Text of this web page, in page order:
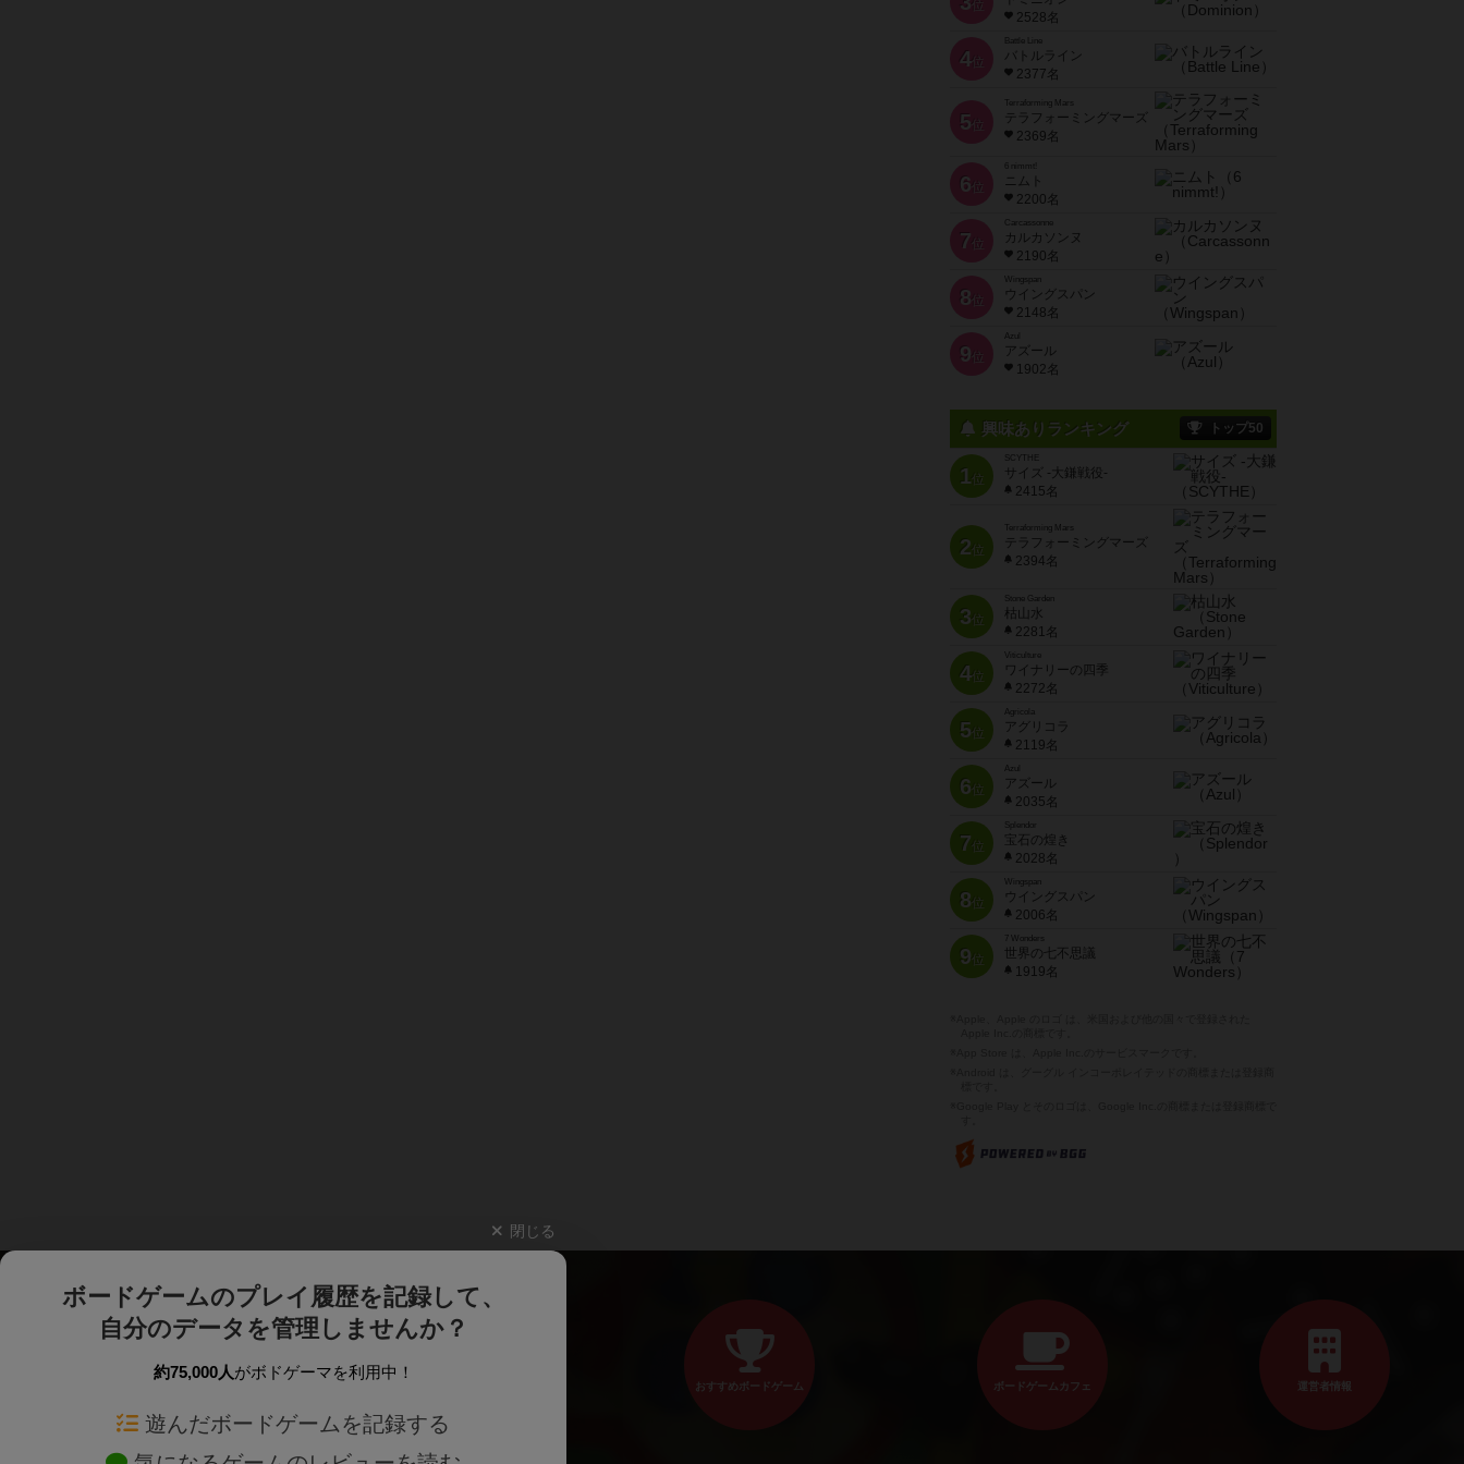
位
2528名
4位
Battle Line
バトルライン
2377名
5 位
Terraforming Mars
テラフォーミングマーズ
2369名
6 位
ニムト
2200名
7 位
Carcassonne
カルカソンヌ
2190名
8 位
Wingspan
ウイングスパン
2148名
9 位
Azul
アズール
1902名
興味ありランキング トップ50
1位
SCYTHE
サイズ -大鎌戦役-
2415名
2位
Terraforming Mars
テラフォーミングマーズ
2394名
3位
Stone Garden
枯山水
2281名
4位
Viticulture
ワイナリーの四季
2272名
5位
Agricola
アグリコラ
2119名
6位
Azul
アズール
2035名
7位
宝石の煌き
2028名
8位
Wingspan
ウイングスパン
2006名
9位
7 Wonders
世界の七不思議
1919名
閉じる
ボードゲームのプレイ履歴を記録して、
自分のデータを管理しませんか？
約75,000人がボドゲーマを利用中！
遊んだボードゲームを記録する
おすすめボードゲーム ボードゲームカフェ 運営者情報